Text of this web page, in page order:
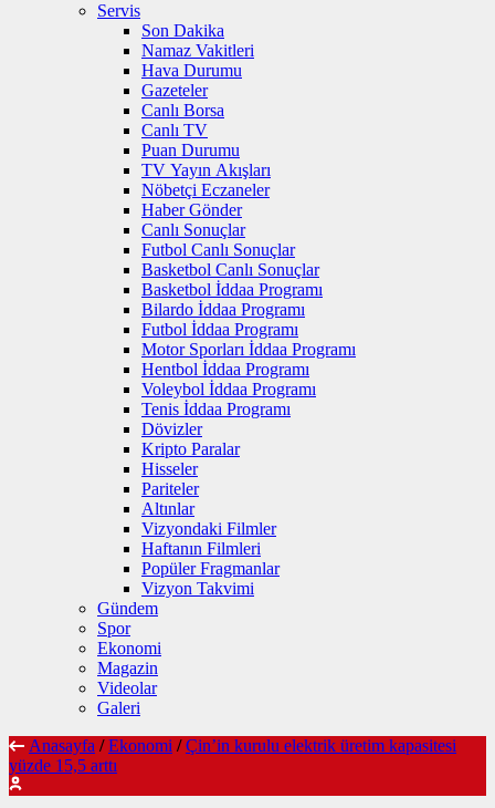
Servis
Son Dakika
Namaz Vakitleri
Hava Durumu
Gazeteler
Canlı Borsa
Canlı TV
Puan Durumu
TV Yayın Akışları
Nöbetçi Eczaneler
Haber Gönder
Canlı Sonuçlar
Futbol Canlı Sonuçlar
Basketbol Canlı Sonuçlar
Basketbol İddaa Programı
Bilardo İddaa Programı
Futbol İddaa Programı
Motor Sporları İddaa Programı
Hentbol İddaa Programı
Voleybol İddaa Programı
Tenis İddaa Programı
Dövizler
Kripto Paralar
Hisseler
Pariteler
Altınlar
Vizyondaki Filmler
Haftanın Filmleri
Popüler Fragmanlar
Vizyon Takvimi
Gündem
Spor
Ekonomi
Magazin
Videolar
Galeri
Anasayfa / Ekonomi / Çin’in kurulu elektrik üretim kapasitesi
yüzde 15,5 arttı